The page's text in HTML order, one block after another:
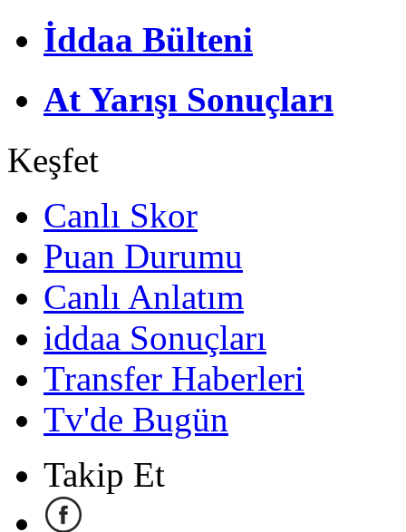
İddaa Bülteni
At Yarışı Sonuçları
Keşfet
Canlı Skor
Puan Durumu
Canlı Anlatım
iddaa Sonuçları
Transfer Haberleri
Tv'de Bugün
Takip Et